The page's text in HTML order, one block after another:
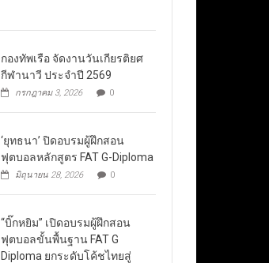
กองทัพเรือ จัดงานวันเกียรติยศ
กีฬานาวี ประจำปี 2569
กรกฎาคม 3, 2026 0
‘ยุทธนา’ ปิดอบรมผู้ฝึกสอน
ฟุตบอลหลักสูตร FAT G-Diploma
มิถุนายน 28, 2026 0
“บิ๊กหยิม” เปิดอบรมผู้ฝึกสอน
ฟุตบอลขั้นพื้นฐาน FAT G
Diploma ยกระดับโค้ชไทยสู่